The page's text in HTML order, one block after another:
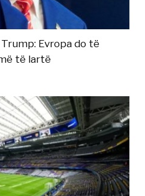
Evropa do të
të lartë